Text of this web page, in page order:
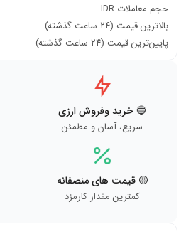
حجم معاملات IDR
بالاترین قیمت (۲۴ ساعت گذشته)
پایین‌ترین قیمت (۲۴ ساعت گذشته)
🔵 خرید وفروش ارزی
سریع، آسان و مطمئن
🟡 قیمت های منصفانه
کمترین مقدار کارمزد